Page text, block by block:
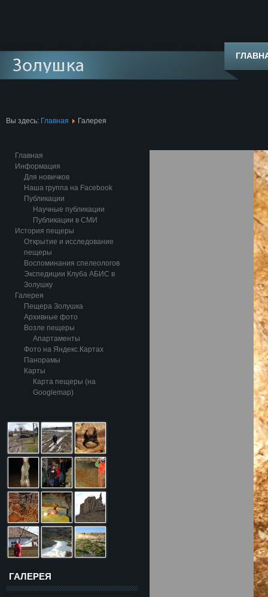
Вы здесь: Главная Галерея
Главная
Информация
Для новичков
Наша группа на Facebook
Публикации
Научные публикации
Публикации в СМИ
История пещеры
Открытие и исследование
пещеры
Воспоминания спелеологов
Экспедиции Клуба АБИС в
Золушку
Галерея
Пещера Золушка
Архивные фото
Возле пещеры
Апартаменты
Фото на Яндекс.Картах
Панорамы
Карты
Карта пещеры (на
Googlemap)
ГАЛЕРЕЯ